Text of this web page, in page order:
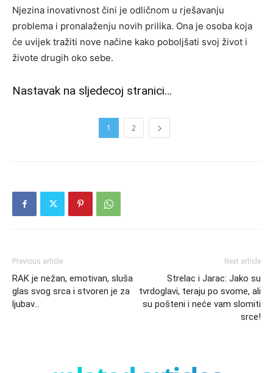
Njezina inovativnost čini je odličnom u rješavanju
problema i pronalaženju novih prilika. Ona je osoba koja
će uvijek tražiti nove načine kako poboljšati svoj život i
živote drugih oko sebe.
Nastavak na sljedecoj stranici…
1 2
Previous article
RAK je nežan, emotivan, sluša
glas svog srca i stvoren je za
ljubav…
Next article
Strelac i Jarac: Jako su
tvrdoglavi, teraju po svome, ali
su pošteni i neće vam slomiti
srce!